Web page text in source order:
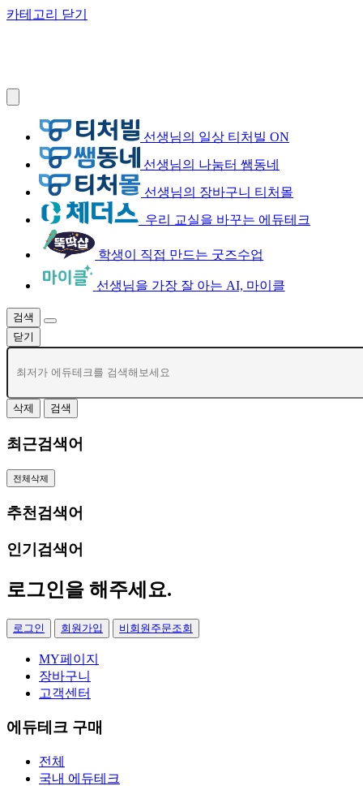
카테고리 닫기
선생님의 일상 티처빌 ON
선생님의 나눔터 쌤동네
선생님의 장바구니 티처몰
우리 교실을 바꾸는 에듀테크
학생이 직접 만드는 굿즈수업
선생님을 가장 잘 아는 AI, 마이클
검색
닫기
삭제 검색
최근검색어
전체삭제
추천검색어
인기검색어
로그인을 해주세요.
로그인 회원가입 비회원주문조회
MY페이지
장바구니
고객센터
에듀테크 구매
전체
국내 에듀테크